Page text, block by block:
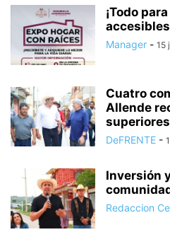
¡Todo
Manager - 15
Cuatro
Allende
DeFRENTE -
Inversión
Redaccion